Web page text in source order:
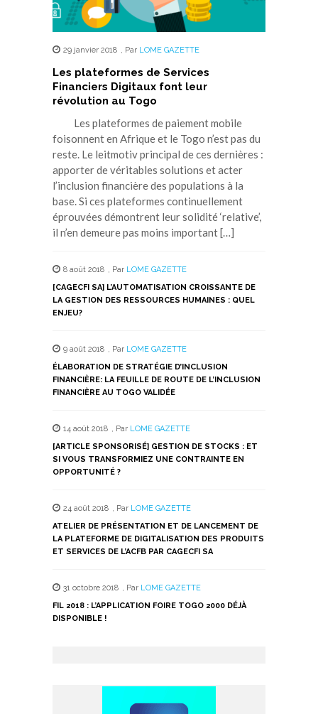
29 janvier 2018 , Par LOME GAZETTE
Les plateformes de Services
Financiers Digitaux font leur
révolution au Togo
Les plateformes de paiement mobile
foisonnent en Afrique et le Togo n’est pas du
reste. Le leitmotiv principal de ces dernières :
apporter de véritables solutions et acter
l’inclusion financière des populations à la
base. Si ces plateformes continuellement
éprouvées démontrent leur solidité ‘relative’,
il n’en demeure pas moins important […]
8 août 2018 , Par LOME GAZETTE
[CAGECFI SA] L’AUTOMATISATION CROISSANTE DE
LA GESTION DES RESSOURCES HUMAINES : QUEL
ENJEU?
9 août 2018 , Par LOME GAZETTE
ÉLABORATION DE STRATÉGIE D’INCLUSION
FINANCIÈRE: LA FEUILLE DE ROUTE DE L’INCLUSION
FINANCIÈRE AU TOGO VALIDÉE
14 août 2018 , Par LOME GAZETTE
[ARTICLE SPONSORISÉ] GESTION DE STOCKS : ET
SI VOUS TRANSFORMIEZ UNE CONTRAINTE EN
OPPORTUNITÉ ?
24 août 2018 , Par LOME GAZETTE
ATELIER DE PRÉSENTATION ET DE LANCEMENT DE
LA PLATEFORME DE DIGITALISATION DES PRODUITS
ET SERVICES DE L’ACFB PAR CAGECFI SA
31 octobre 2018 , Par LOME GAZETTE
FIL 2018 : L’APPLICATION FOIRE TOGO 2000 DÉJÀ
DISPONIBLE !